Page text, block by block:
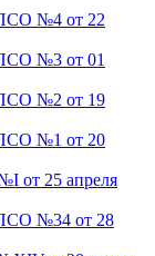
№4 от 22
№3 от 01
№2 от 19
№1 от 20
от 25 апреля
№34 от 28